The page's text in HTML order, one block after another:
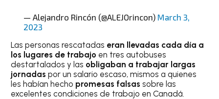
— Alejandro Rincón (@ALEJOrincon) March 3,
2023
Las personas rescatadas eran llevadas cada día a
los lugares de trabajo en tres autobuses
destartalados y las obligaban a trabajar largas
jornadas por un salario escaso, mismos a quienes
les habían hecho promesas falsas sobre las
excelentes condiciones de trabajo en Canadá.